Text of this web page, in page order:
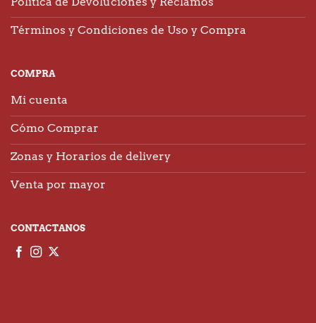
Términos y Condiciones de Uso y Compra
COMPRA
Mi cuenta
Cómo Comprar
Zonas y Horarios de delivery
Venta por mayor
CONTACTANOS